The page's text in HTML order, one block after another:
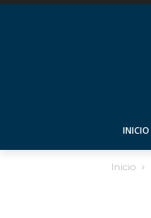
INICIO
Inicio